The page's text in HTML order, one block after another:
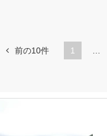
前の10件 1